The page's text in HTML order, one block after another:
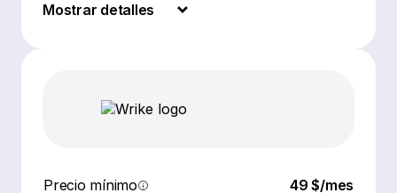
Mostrar detalles
Precio mínimo 49 $/mes